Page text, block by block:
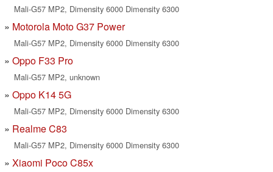
Mali-G57 MP2, Dimensity 6000 Dimensity 6300
Motorola Moto G37 Power
Mali-G57 MP2, Dimensity 6000 Dimensity 6300
Oppo F33 Pro
Mali-G57 MP2, unknown
Oppo K14 5G
Mali-G57 MP2, Dimensity 6000 Dimensity 6300
Realme C83
Mali-G57 MP2, Dimensity 6000 Dimensity 6300
Xiaomi Poco C85x